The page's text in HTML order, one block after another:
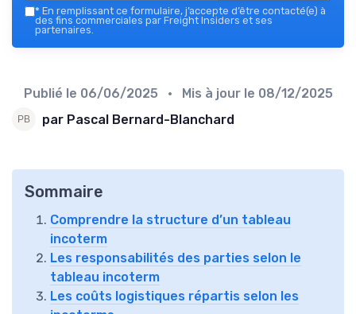
* En remplissant ce formulaire, j’accepte d’être contacté(e) à
des fins commerciales par Freight Insiders et ses
partenaires.
Publié le 06/06/2025 • Mis à jour le 08/12/2025
par Pascal Bernard-Blanchard
Sommaire
Comprendre la structure d’un tableau
incoterm
Les responsabilités des parties selon le
tableau incoterm
Les coûts logistiques répartis selon les